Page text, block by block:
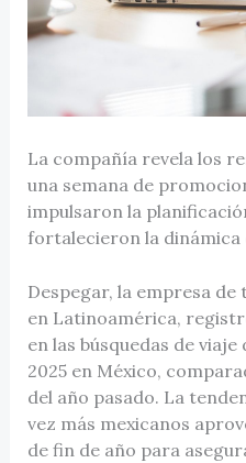
La compañía revela los
una semana de
impulsaron la
fortalecieron la dinámica
Despegar, la empresa
en Latinoamérica,
en las búsquedas de
2025 en México,
del año pasado. La
vez más mexicanos
de fin de año para